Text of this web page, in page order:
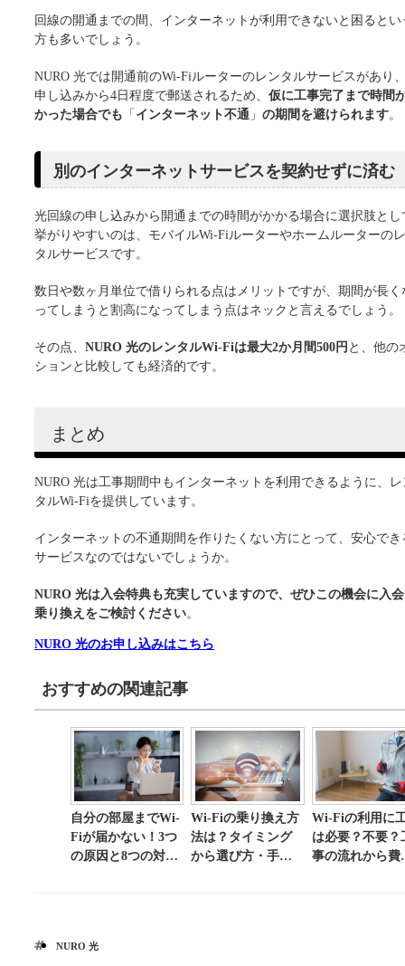
回線の開通までの間、インターネットが利用できないと困るとい
方も多いでしょう。
NURO 光では開通前のWi-Fiルーターのレンタルサービスがあり
申し込みから4日程度で郵送されるため、 仮に工事完了まで時間
かった場合でも 「 インターネット不通 」 の期間を避けられます。
別のインターネットサービスを契約せずに済む
光回線の申し込みから開通までの時間がかかる場合に選択肢とし
挙がりやすいのは、モバイルWi-Fiルーターやホームルーターの
タルサービスです。
数日や数ヶ月単位で借りられる点はメリットですが、期間が長く
ってしまうと割高になってしまう点はネックと言えるでしょう。
その点、 NURO 光のレンタルWi-Fiは最大2か月間500円 と、他の
ションと比較しても経済的です。
まとめ
NURO 光は工事期間中もインターネットを利用できるように、レ
タルWi-Fiを提供しています。
インターネットの不通期間を作りたくない方にとって、安心でき
サービスなのではないでしょうか。
NURO 光は入会特典も充実していますので、ぜひこの機会に入
乗り換えをご検討ください。
NURO 光のお申し込みはこちら
おすすめの関連記事
自分の部屋までWi-
Fiが届かない！3つ
の原因と8つの対処
Wi-Fiの乗り換え方
法は？タイミング
から選び方・手順
Wi-Fiの利用に
は必要？不要？
事の流れから費
NURO 光